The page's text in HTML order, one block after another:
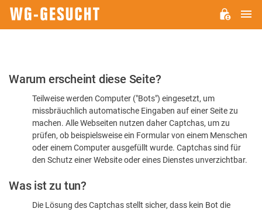
Bitte
dass
sind
Warum erscheint diese Seite?
Teilweise werden Computer ("Bots") eingesetzt, um
missbräuchlich automatische Eingaben auf einer Seite zu
machen. Alle Webseiten nutzen daher Captchas, um zu
prüfen, ob beispielsweise ein Formular von einem Menschen
oder einem Computer ausgefüllt wurde. Captchas sind für
den Schutz einer Website oder eines Dienstes unverzichtbar.
Was ist zu tun?
Die Lösung des Captchas stellt sicher, dass kein Bot die